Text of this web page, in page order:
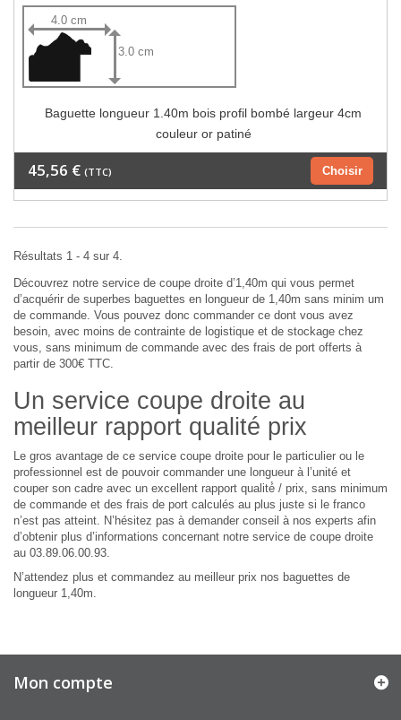
4.0 cm
3.0 cm
Baguette longueur 1.40m bois profil bombé largeur 4cm
couleur or patiné
Choisir
45,56 € (TTC)
Résultats 1 - 4 sur 4.
Découvrez notre service de coupe droite d’1,40m qui vous permet
d’acquérir de superbes baguettes en longueur de 1,40m sans minim um
de commande. Vous pouvez donc commander ce dont vous avez
besoin, avec moins de contrainte de logistique et de stockage chez
vous, sans minimum de commande avec des frais de port offerts à
partir de 300€ TTC.
Un service coupe droite au
meilleur rapport qualité prix
Le gros avantage de ce service coupe droite pour le particulier ou le
professionnel est de pouvoir commander une longueur à l’unité et
couper son cadre avec un excellent rapport qualité́ / prix, sans minimum
de commande et des frais de port calculés au plus juste si le franco
n’est pas atteint. N’hésitez pas à demander conseil à nos experts afin
d’obtenir plus d’informations concernant notre service de coupe droite
au 03.89.06.00.93.
N’attendez plus et commandez au meilleur prix nos baguettes de
longueur 1,40m.
Mon compte